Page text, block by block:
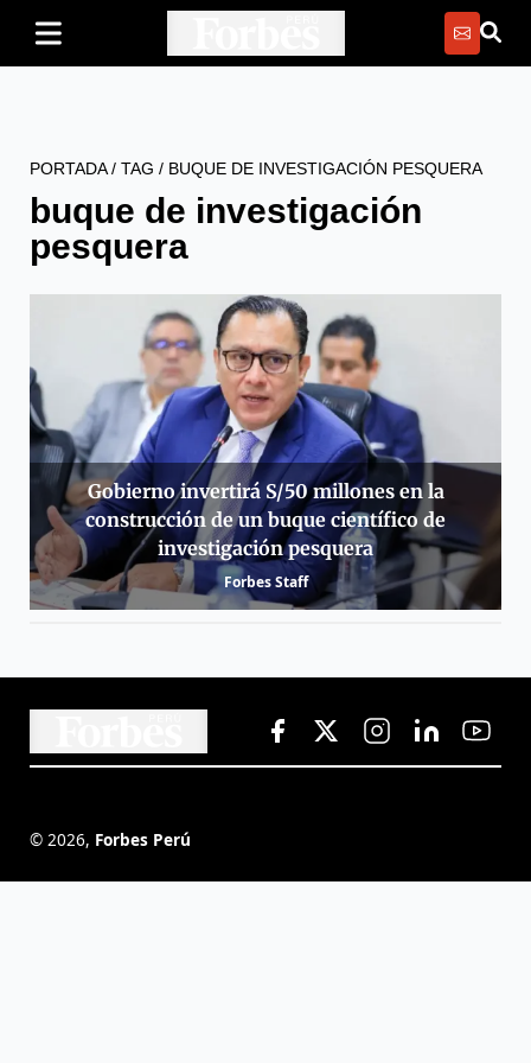
PORTADA/ TAG / BUQUE DE INVESTIGACIÓN PESQUERA
buque de investigación
pesquera
Gobierno invertirá S/50 millones en la
construcción de un buque científico de
investigación pesquera
Forbes Staff
© 2026, Forbes Perú